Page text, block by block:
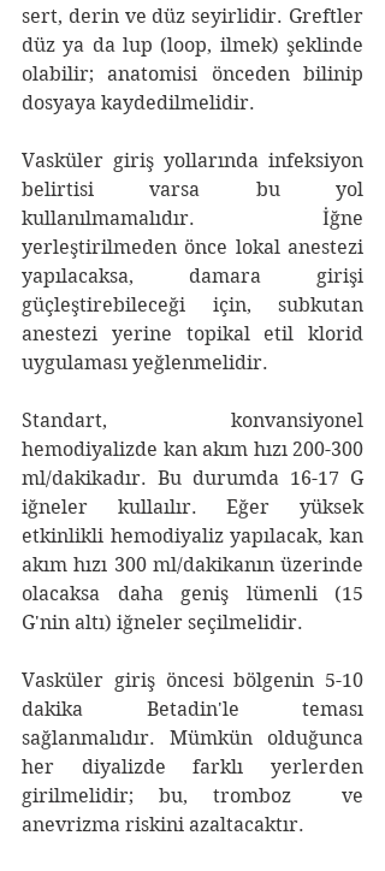
sert, derin ve düz seyirlidir. Greftler
düz ya da lup (loop, ilmek) şeklinde
olabilir; anatomisi önceden bilinip
dosyaya kaydedilmelidir.
Vasküler giriş yollarında infeksiyon
belirtisi varsa bu yol
kullanılmamalıdır. İğne
yerleştirilmeden önce lokal anestezi
yapılacaksa, damara girişi
güçleştirebileceği için, subkutan
anestezi yerine topikal etil klorid
uygulaması yeğlenmelidir.
Standart, konvansiyonel
hemodiyalizde kan akım hızı 200-300
ml/dakikadır. Bu durumda 16-17 G
iğneler kullaılır. Eğer yüksek
etkinlikli hemodiyaliz yapılacak, kan
akım hızı 300 ml/dakikanın üzerinde
olacaksa daha geniş lümenli (15
G'nin altı) iğneler seçilmelidir.
Vasküler giriş öncesi bölgenin 5-10
dakika Betadin'le teması
sağlanmalıdır. Mümkün olduğunca
her diyalizde farklı yerlerden
girilmelidir; bu, tromboz  ve
anevrizma riskini azaltacaktır.